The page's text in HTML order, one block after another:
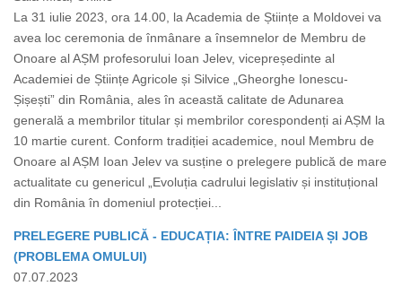
La 31 iulie 2023, ora 14.00, la Academia de Științe a Moldovei va
avea loc ceremonia de înmânare a însemnelor de Membru de
Onoare al AȘM profesorului Ioan Jelev, vicepreședinte al
Academiei de Științe Agricole și Silvice „Gheorghe Ionescu-
Șișești” din România, ales în această calitate de Adunarea
generală a membrilor titular și membrilor corespondenți ai AȘM la
10 martie curent. Conform tradiției academice, noul Membru de
Onoare al AȘM Ioan Jelev va susține o prelegere publică de mare
actualitate cu genericul „Evoluția cadrului legislativ și instituțional
din România în domeniul protecției...
PRELEGERE PUBLICĂ - EDUCAȚIA: ÎNTRE PAIDEIA ȘI JOB
(PROBLEMA OMULUI)
07.07.2023